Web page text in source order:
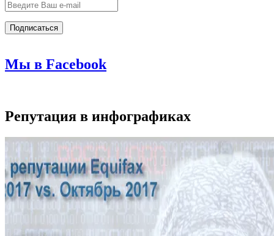
Мы в Facebook
Репутация в инфографиках